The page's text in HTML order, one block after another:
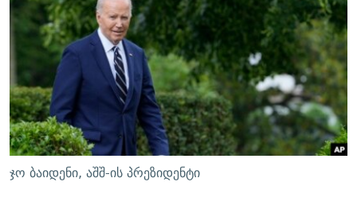
ᲛᲝᲚᲐᲞᲐᲠᲐᲙᲔ ᲢᲔᲥᲡᲢᲔᲑᲘ
ᲨᲘᲜ - ᲣᲪᲮᲝᲔᲗᲨᲘ
ᲚᲘᲢᲔᲠᲐᲢᲣᲠᲣᲚᲘ ᲬᲐᲮᲜᲐᲒᲔᲑᲘ
ᲐᲛᲔᲠᲘᲙᲣᲚᲘ ᲛᲝᲗᲮᲠᲝᲑᲐ
ᲘᲛᲞᲔᲠᲘᲐ ᲓᲐ ᲠᲐᲓᲘᲝ
ᲩᲔᲛᲘ ᲡᲘᲙᲕᲓᲘᲚᲘᲡ ᲛᲘᲖᲔᲖᲘᲐ COVID-19
11 ᲬᲔᲚᲘ - 11 ᲐᲛᲑᲐᲕᲘ
ᲡᲐᲞᲐᲠᲚᲐᲛᲔᲜᲢᲝ ᲐᲠᲩᲔᲕᲜᲔᲑᲘᲡ ᲘᲡᲢᲝᲠᲘᲐ
ᲑᲐᲕᲨᲕᲔᲑᲘ ᲞᲠᲝᲡᲢᲘᲢᲣᲪᲘᲐᲨᲘ - ᲐᲛᲝᲣᲗᲥᲛᲔᲚᲘ ᲐᲛᲑᲐᲕᲘ
5 ᲐᲛᲑᲐᲕᲘ - 20 ᲘᲕᲜᲘᲡᲡ ᲓᲐᲨᲐᲕᲔᲑᲣᲚᲔᲑᲘ
ᲐᲒᲕᲘᲡᲢᲝᲡ ᲝᲛᲘ
ПРИВЕТ ᲙᲣᲚᲢᲣᲠᲐ
ᲒᲐᲛᲝᲘᲬᲔᲠᲔ
რთე/რთ-ის ყველა საიტი
ჯო ბაიდენი, აშშ-ის პრეზიდენტი